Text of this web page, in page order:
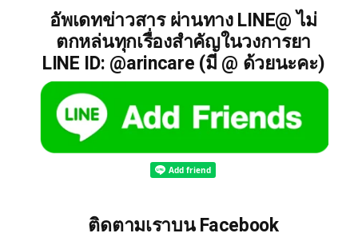
อัพเดทข่าวสาร ผ่านทาง LINE@ ไม่
ตกหล่นทุกเรื่องสำคัญในวงการยา
LINE ID: @arincare (มี @ ด้วยนะคะ)
ติดตามเราบน Facebook